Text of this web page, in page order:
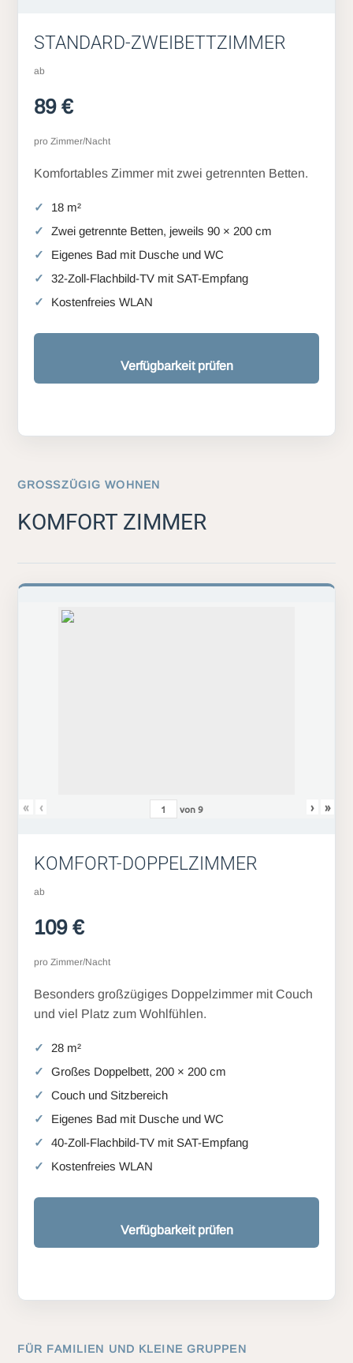
STANDARD-ZWEIBETTZIMMER
ab
89 €
pro Zimmer/Nacht
Komfortables Zimmer mit zwei getrennten Betten.
18 m²
Zwei getrennte Betten, jeweils 90 × 200 cm
Eigenes Bad mit Dusche und WC
32-Zoll-Flachbild-TV mit SAT-Empfang
Kostenfreies WLAN
Verfügbarkeit prüfen
GROSSZÜGIG WOHNEN
KOMFORT ZIMMER
« ‹ von9 › »
KOMFORT-DOPPELZIMMER
ab
109 €
pro Zimmer/Nacht
Besonders großzügiges Doppelzimmer mit Couch
und viel Platz zum Wohlfühlen.
28 m²
Großes Doppelbett, 200 × 200 cm
Couch und Sitzbereich
Eigenes Bad mit Dusche und WC
40-Zoll-Flachbild-TV mit SAT-Empfang
Kostenfreies WLAN
Verfügbarkeit prüfen
FÜR FAMILIEN UND KLEINE GRUPPEN